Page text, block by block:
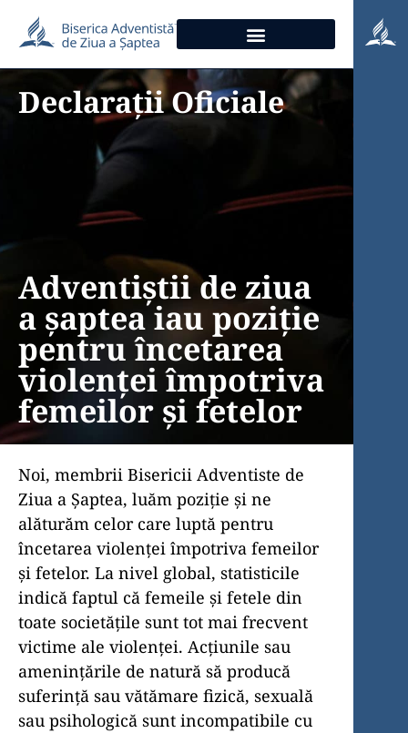
Declarații Oficiale
Adventiștii de ziua
a șaptea iau poziție
pentru încetarea
violenței împotriva
femeilor și fetelor
Noi, membrii Bisericii Adventiste de
Ziua a Şaptea, luăm poziție şi ne
alăturăm celor care luptă pentru
încetarea violenţei împotriva femeilor
şi fetelor. La nivel global, statisticile
indică faptul că femeile şi fetele din
toate societăţile sunt tot mai frecvent
victime ale violenţei. Acţiunile sau
ameninţările de natură să producă
suferință sau vătămare fizică, sexuală
sau psihologică sunt incompatibile cu